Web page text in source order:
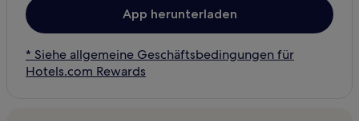
App herunterladen
* Siehe allgemeine Geschäftsbedingungen für
Hotels.com Rewards